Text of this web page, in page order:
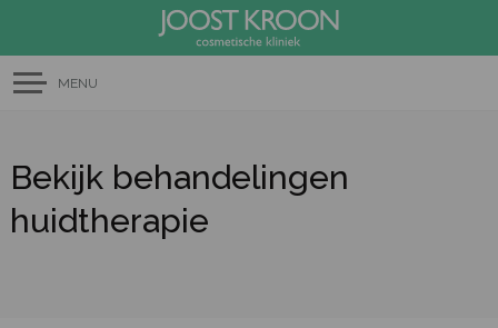
MENU
Bekijk behandelingen
huidtherapie